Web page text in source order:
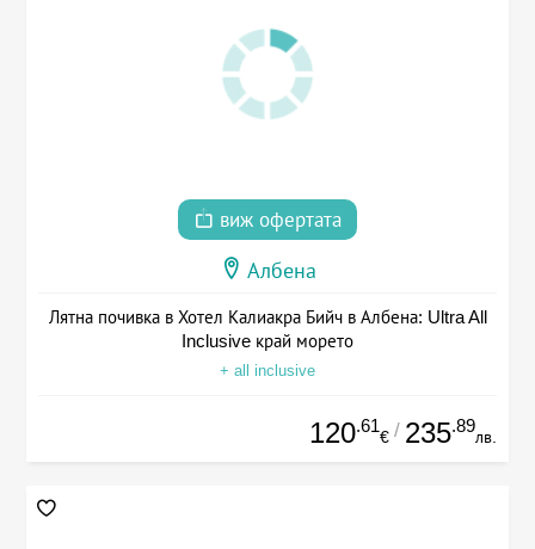
виж офертата
Албена
Лятна почивка в Хотел Калиакра Бийч в Албена: Ultra All
Inclusive край морето
+ all inclusive
120.61
€ / 235.89
лв.